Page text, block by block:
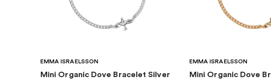
Kollektion Charm Club
Marke:
EMMA ISRAELSSON
Mini Organic Dove Bracelet Silver
EMMA ISRAELSSON
Mini Organic Dove